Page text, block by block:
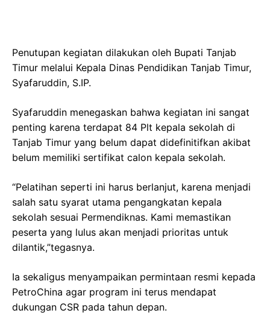
Penutupan kegiatan dilakukan oleh Bupati Tanjab
Timur melalui Kepala Dinas Pendidikan Tanjab Timur,
Syafaruddin, S.IP.
Syafaruddin menegaskan bahwa kegiatan ini sangat
penting karena terdapat 84 Plt kepala sekolah di
Tanjab Timur yang belum dapat didefinitifkan akibat
belum memiliki sertifikat calon kepala sekolah.
“Pelatihan seperti ini harus berlanjut, karena menjadi
salah satu syarat utama pengangkatan kepala
sekolah sesuai Permendiknas. Kami memastikan
peserta yang lulus akan menjadi prioritas untuk
dilantik,”tegasnya.
Ia sekaligus menyampaikan permintaan resmi kepada
PetroChina agar program ini terus mendapat
dukungan CSR pada tahun depan.